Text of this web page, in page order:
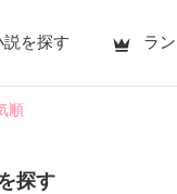
説を探す ラ
順
探す